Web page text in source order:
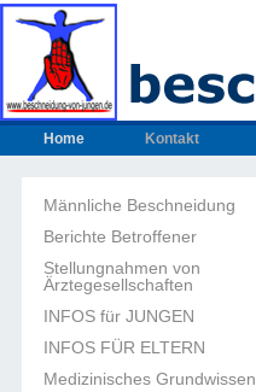
Home Kontakt
Männliche Beschneidung
Berichte Betroffener
Stellungnahmen von
Ärztegesellschaften
INFOS für JUNGEN
INFOS FÜR ELTERN
Medizinisches Grundwissen